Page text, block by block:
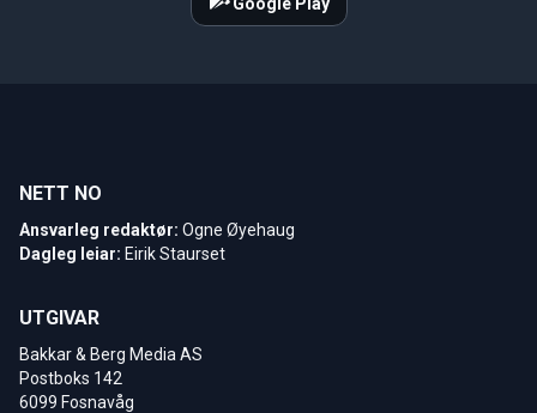
NETT NO
Ansvarleg redaktør: Ogne Øyehaug
Dagleg leiar: Eirik Staurset
UTGIVAR
Bakkar & Berg Media AS
Postboks 142
6099 Fosnavåg